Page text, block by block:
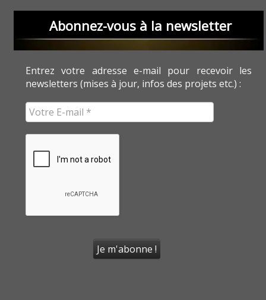
Abonnez-vous à la newsletter
Entrez votre adresse e-mail pour recevoir les
newsletters (mises à jour, infos des projets etc.) :